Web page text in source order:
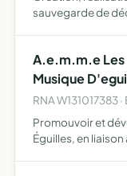
sauvegarde de
A.e.m.m.e Les
Musique
RNA W131017383
Promouvoir et
Éguilles, en